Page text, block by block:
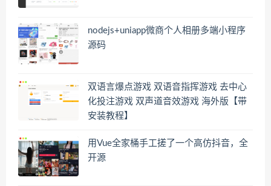
nodejs+uniapp微商个人相册多端小程序
源码
双语言爆点游戏 双语音指挥游戏 去中心
化投注游戏 双声道音效游戏 海外版【带
安装教程】
用Vue全家桶手工搓了一个高仿抖音，全
开源